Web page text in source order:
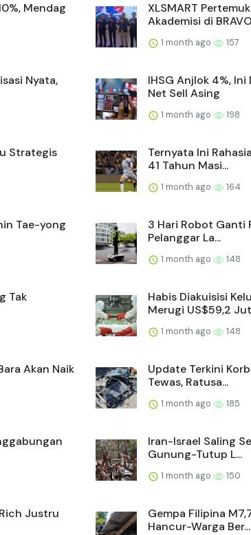
Mendag
XLSMART
Akademisi di
1 month ago 157
Nyata,
IHSG Anjlok 4%,
Net Sell Asing
1 month ago 198
Strategis
Ternyata Ini
41 Tahun Masi...
1 month ago 164
Tae-yong
3 Hari Robot Ganti
Pelanggar La...
1 month ago 148
Tak
Habis Diakuisisi
Merugi US$59,2
1 month ago 148
Akan Naik
Update Terkini
Tewas, Ratusa...
1 month ago 185
Iran-Israel Saling
Gunung-Tutup L...
1 month ago 150
Justru
Gempa Filipina
Hancur-Warga Ber...